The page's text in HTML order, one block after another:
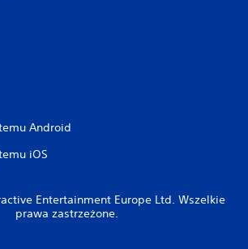
Android
iOS
Entertainment Europe Ltd. Wszelkie
prawa zastrzeżone.